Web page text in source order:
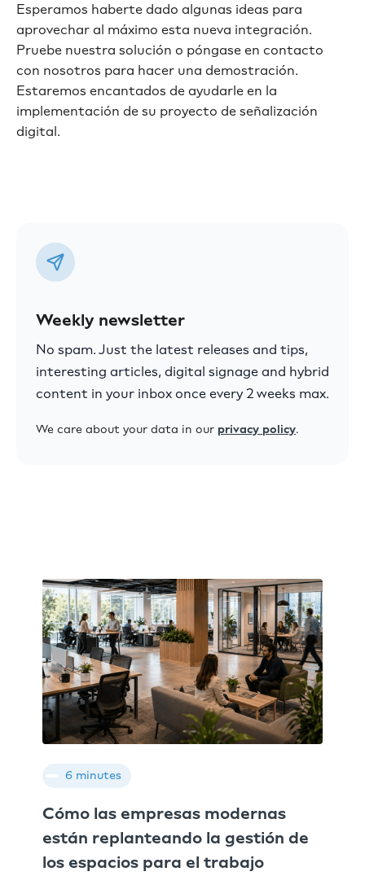
Esperamos haberte dado algunas ideas para
aprovechar al máximo esta nueva integración.
Pruebe nuestra solución o póngase en contacto
con nosotros para hacer una demostración.
Estaremos encantados de ayudarle en la
implementación de su proyecto de señalización
digital.
Weekly newsletter
No spam. Just the latest releases and tips,
interesting articles, digital signage and hybrid
content in your inbox once every 2 weeks max.
We care about your data in our privacy policy.
6 minutes
Cómo las empresas modernas
están replanteando la gestión de
los espacios para el trabajo